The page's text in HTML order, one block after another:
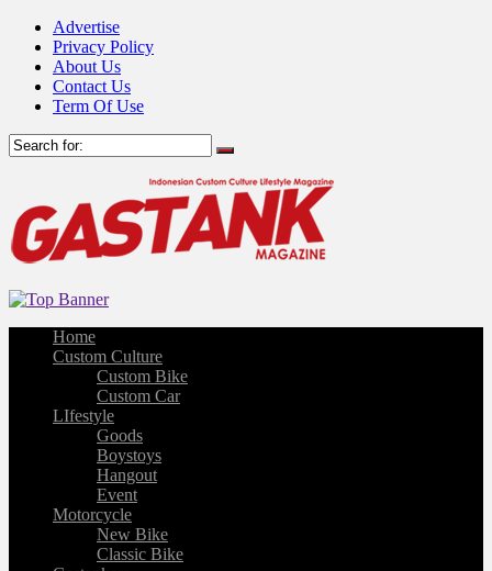
Advertise
Privacy Policy
About Us
Contact Us
Term Of Use
Home
Custom Culture
Custom Bike
Custom Car
LIfestyle
Goods
Boystoys
Hangout
Event
Motorcycle
New Bike
Classic Bike